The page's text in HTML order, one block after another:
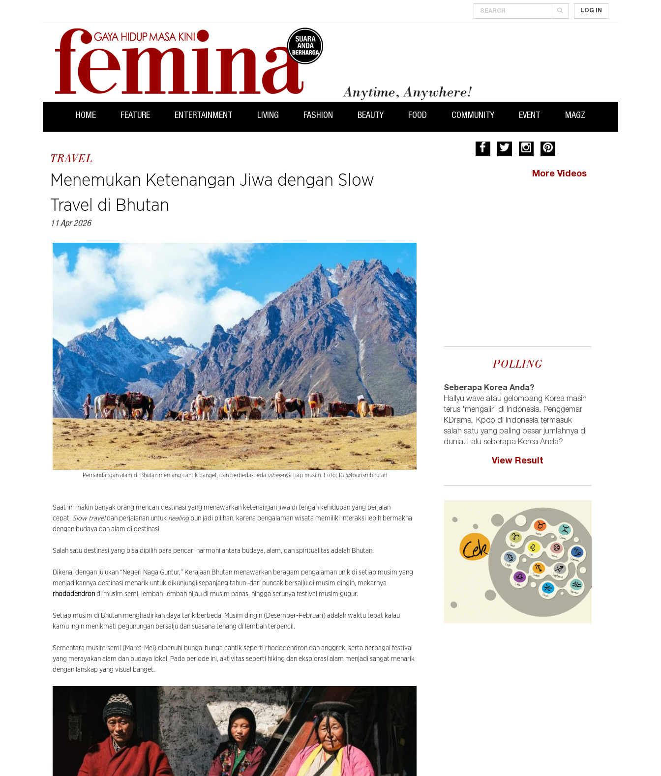
LOG IN
HOME FEATURE ENTERTAINMENT LIVING FASHION BEAUTY FOOD COMMUNITY EVENT MAGZ
TRAVEL
Menemukan Ketenangan Jiwa dengan Slow
Travel di Bhutan
11 Apr 2026
Pemandangan alam di Bhutan memang cantik banget, dan berbeda-beda vibes-nya tiap musim. Foto: IG @tourismbhutan
Saat ini makin banyak orang mencari destinasi yang menawarkan ketenangan jiwa di tengah kehidupan yang berjalan
cepat. Slow traveldan perjalanan untuk healingpun jadi pilihan, karena pengalaman wisata memiliki interaksi lebih bermakna
dengan budaya dan alam di destinasi.
Salah satu destinasi yang bisa dipilih para pencari harmoni antara budaya, alam, dan spiritualitas adalah Bhutan.
Dikenal dengan julukan “Negeri Naga Guntur,” Kerajaan Bhutan menawarkan beragam pengalaman unik di setiap musim yang
menjadikannya destinasi menarik untuk dikunjungi sepanjang tahun–dari puncak bersalju di musim dingin, mekarnya
rhododendron di musim semi, lembah-lembah hijau di musim panas, hingga serunya festival musim gugur.
Setiap musim di Bhutan menghadirkan daya tarik berbeda. Musim dingin (Desember-Februari) adalah waktu tepat kalau
kamu ingin menikmati pegunungan bersalju dan suasana tenang di lembah terpencil.
Sementara musim semi (Maret-Mei) dipenuhi bunga-bunga cantik seperti rhododendron dan anggrek, serta berbagai festival
yang merayakan alam dan budaya lokal. Pada periode ini, aktivitas seperti hiking dan eksplorasi alam menjadi sangat menarik
dengan lanskap yang visual banget.
More Videos
POLLING
Seberapa Korea Anda?
Hallyu wave atau gelombang Korea masih
terus 'mengalir' di Indonesia. Penggemar
KDrama, Kpop di Indonesia termasuk
salah satu yang paling besar jumlahnya di
dunia. Lalu seberapa Korea Anda?
View Result